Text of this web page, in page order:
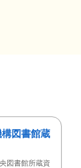
図書館蔵
図書館所蔵資